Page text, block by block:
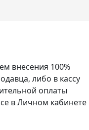
внесения 100%
либо в кассу
оплаты
в Личном кабинете